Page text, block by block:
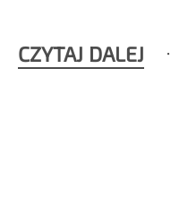
CZYTAJ DALEJ